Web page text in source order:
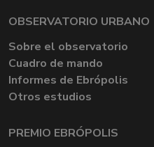
OBSERVATORIO URBANO
Sobre el observatorio
Cuadro de mando
Informes de Ebrópolis
Otros estudios
PREMIO EBRÓPOLIS